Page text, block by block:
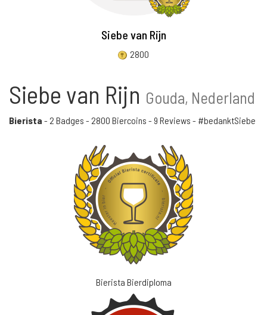
Siebe van Rijn
2800
Siebe van Rijn Gouda, Nederland
Bierista - 2 Badges - 2800 Biercoins - 9 Reviews - #bedanktSiebe
Bierista Bierdiploma